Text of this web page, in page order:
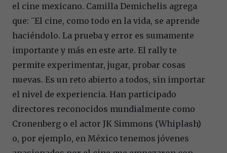
el cine mexicano. Camilla Demichelis agrega
que: ¨El cine, como todo en la vida, se aprende
haciéndolo. La prueba y error es sumamente
importante y más en este arte. El rally te
permite experimentar, jugar, probar cosas
nuevas. Es un reto abierto a todos, sin importar
el nivel de experiencia. Han participado
directores reconocidos mundialmente como
Cronenberg o el actor JK Simmons (Whiplash)
o, por ejemplo, en México tenemos jóvenes